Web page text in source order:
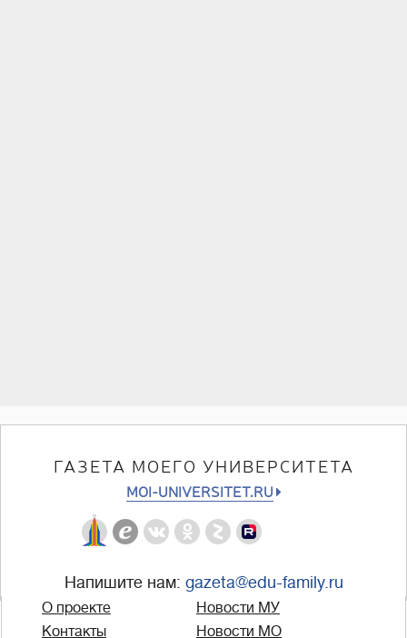
ГАЗЕТА МОЕГО УНИВЕРСИТЕТА
MOI-UNIVERSITET.RU
Напишите нам: gazeta@edu-family.ru
О проекте
Контакты
Новости МУ
Новости МО